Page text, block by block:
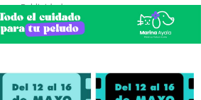
- Publicidad -